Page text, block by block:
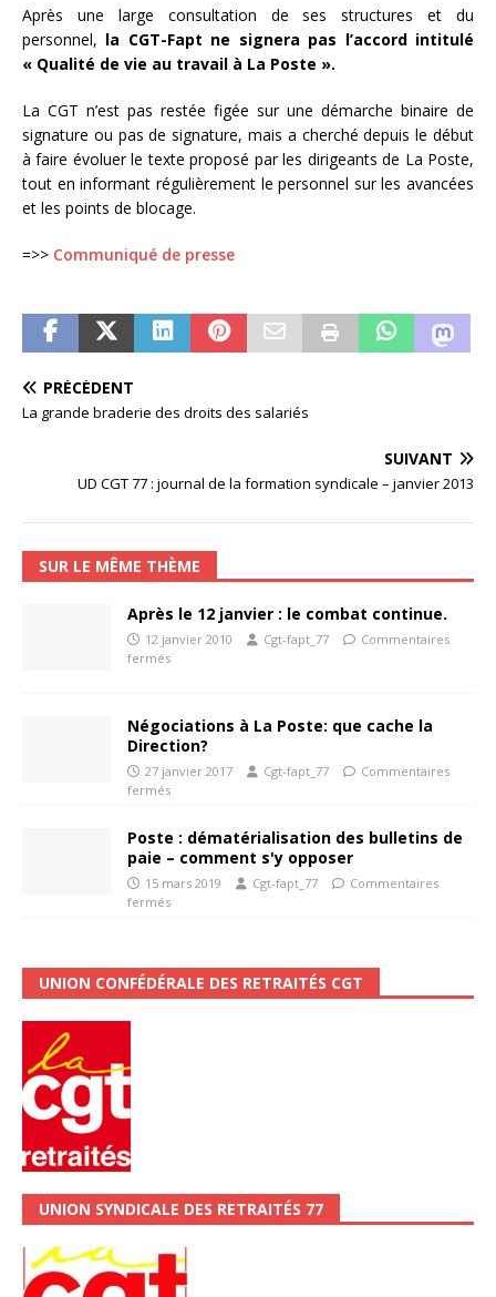
Après une large consultation de ses structures et du
personnel, la CGT-Fapt ne signera pas l’accord intitulé
« Qualité de vie au travail à La Poste ».
La CGT n’est pas restée figée sur une démarche binaire de
signature ou pas de signature, mais a cherché depuis le début
à faire évoluer le texte proposé par les dirigeants de La Poste,
tout en informant régulièrement le personnel sur les avancées
et les points de blocage.
=>> Communiqué de presse
PRÉCÉDENT
La grande braderie des droits des salariés
SUIVANT
UD CGT 77 : journal de la formation syndicale – janvier 2013
SUR LE MÊME THÈME
Après le 12 janvier : le combat continue.
12 janvier 2010 Cgt-fapt_77
Commentaires
fermés
Négociations à La Poste: que cache la
Direction?
27 janvier 2017 Cgt-fapt_77
Commentaires
fermés
Poste : dématérialisation des bulletins de
paie – comment s'y opposer
15 mars 2019 Cgt-fapt_77
Commentaires
fermés
UNION CONFÉDÉRALE DES RETRAITÉS CGT
UNION SYNDICALE DES RETRAITÉS 77